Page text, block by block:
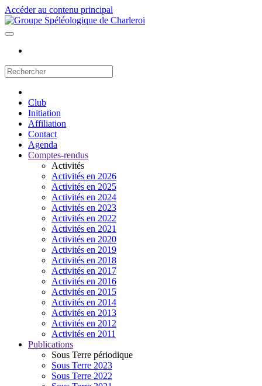
Accéder au contenu principal
Club
Initiation
Affiliation
Contact
Agenda
Comptes-rendus
Activités
Activités en 2026
Activités en 2025
Activités en 2024
Activités en 2023
Activités en 2022
Activités en 2021
Activités en 2020
Activités en 2019
Activités en 2018
Activités en 2017
Activités en 2016
Activités en 2015
Activités en 2014
Activités en 2013
Activités en 2012
Activités en 2011
Publications
Sous Terre périodique
Sous Terre 2023
Sous Terre 2022